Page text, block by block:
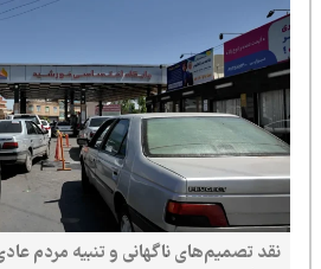
نقد تصمیم‌های ناگهانی و تنبیه مردم عادی به